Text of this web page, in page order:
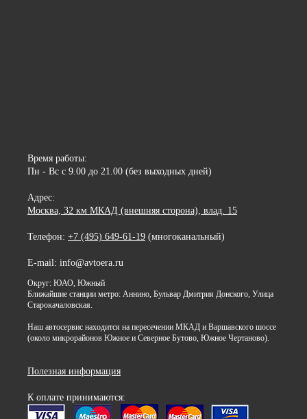
Время работы:
Пн - Вс с 9.00 до 21.00 (без выходных дней)
Адрес:
Москва, 32 км МКАД (внешняя сторона), влад. 15
Телефон: +7 (495) 649-61-19 (многоканальный)
E-mail: info@avtoera.ru
Округ: ЮАО, Южный
Ближайшие станции метро: Аннино, Бульвар Дмитрия Донского, Улица
Старокачаловская.
Наш автосервис находится на пересечении МКАД и Варшавского шоссе
(около микрорайонов Южное и Северное Бутово, Южное Чертаново).
Полезная информация
К оплате принимаются: